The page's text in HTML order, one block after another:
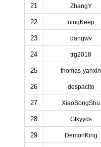
21 ZhangY
22 ningKeep
23 dangwv
24 trg2018
25 thomas-yanxin
26 despacito
27 XiaoSongShu
28 Gfkyyds
29 DemonKing